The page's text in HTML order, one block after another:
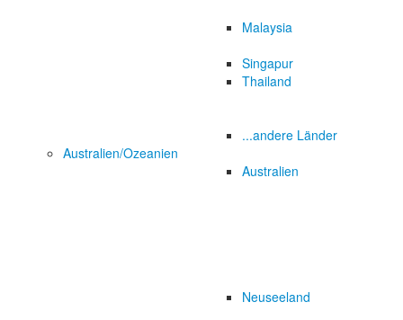
Malaysia
Singapur
Thailand
...andere Länder
Australien/Ozeanien
Australien
Neuseeland